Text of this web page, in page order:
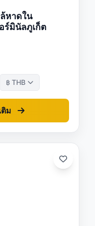
หาดใน
ร์มินัลภูเก็ต
฿ THB
ติม